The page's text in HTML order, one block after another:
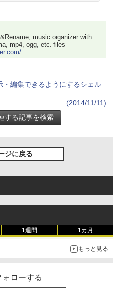
整、色調調節ライト、12週間
リー、広告なし、メタリック
、7インチカラーディスプレ
節ライト、最大8週間持続バッ
Kindle Scribe Colorsoft |
ラーディスプレイ、64GBスト
ート機能搭載、明るさ自動調
節ライト、プレミアムペン付
music organizer with
mp4, ogg, etc. files
編集できるようにするシェル
(2014/11/11)
ジに戻る
1週間 1カ月
もっと見る
ォローする